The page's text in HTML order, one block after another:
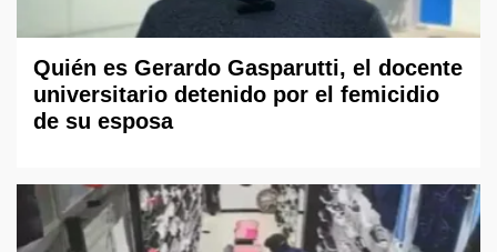
Quién es Gerardo Gasparutti, el docente
universitario detenido por el femicidio
de su esposa